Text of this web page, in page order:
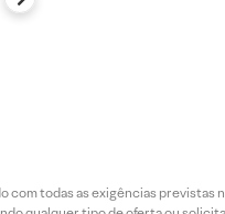
com todas as exigências